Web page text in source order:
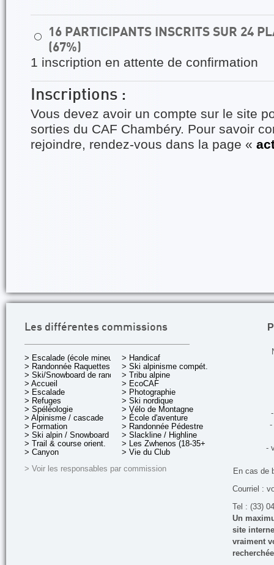
⚪
16 PARTICIPANTS INSCRITS SUR 24
(67%)
1 inscription en attente de confirmation
Inscriptions :
Vous devez avoir un compte sur le site
sorties du CAF Chambéry. Pour savoir
rejoindre, rendez-vous dans la page «
Les différentes commissions
> Escalade (école mineurs)
> Randonnée Raquettes
> Ski/Snowboard de rando.
> Accueil
> Escalade
> Refuges
> Spéléologie
> Alpinisme / cascade
> Formation
> Ski alpin / Snowboard
> Trail & course orient.
> Canyon
> Handicaf
> Ski alpinisme compét.
> Tribu alpine
> EcoCAF
> Photographie
> Ski nordique
> Vélo de Montagne
> École d'aventure
> Randonnée Pédestre
> Slackline / Highline
> Les Zwhenos (18-35+ ans)
> Vie du Club
> Voir les responsables par commission
-
-
En cas de
Courriel :
Tel : (33)
Un
site
vraiment